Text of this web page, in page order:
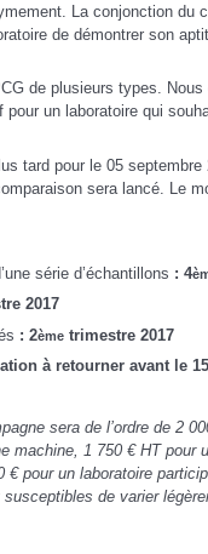
La conjonction du
de démontrer son
de plusieurs types.
un laboratoire qui
tard pour le 05
sera lancé. Le
série d’échantillons : 4
2017
: 2ème trimestre 2017
à retourner avant le
sera de l’ordre de 2
machine, 1 750 € HT pour
pour un laboratoire
de varier